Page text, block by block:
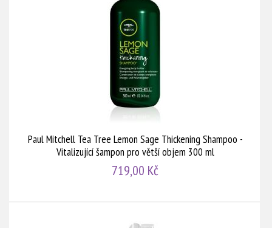
Paul Mitchell Tea Tree Lemon Sage Thickening Shampoo -
Vitalizující šampon pro větší objem 300 ml
719,00 Kč